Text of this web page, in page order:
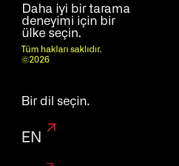
Daha iyi bir tarama
deneyimi için bir
ülke seçin.
Tüm hakları saklıdır.
©2026
Bir dil seçin.
EN
ve
verimliliğini
artıran
boyutlu ve
düşük